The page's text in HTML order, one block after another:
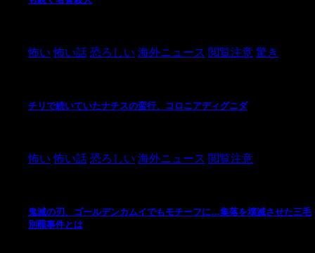
怖い 怖い話 恐ろしい 海外ニュース 閲覧注意 驚き
チリで続いていたナチスの蛮行、コロニアディグニダ
怖い 怖い話 恐ろしい 海外ニュース 閲覧注意
鬼滅の刃、ゴールデンカムイでもモチーフに…集落を壊滅させた三毛
別羆事件とは